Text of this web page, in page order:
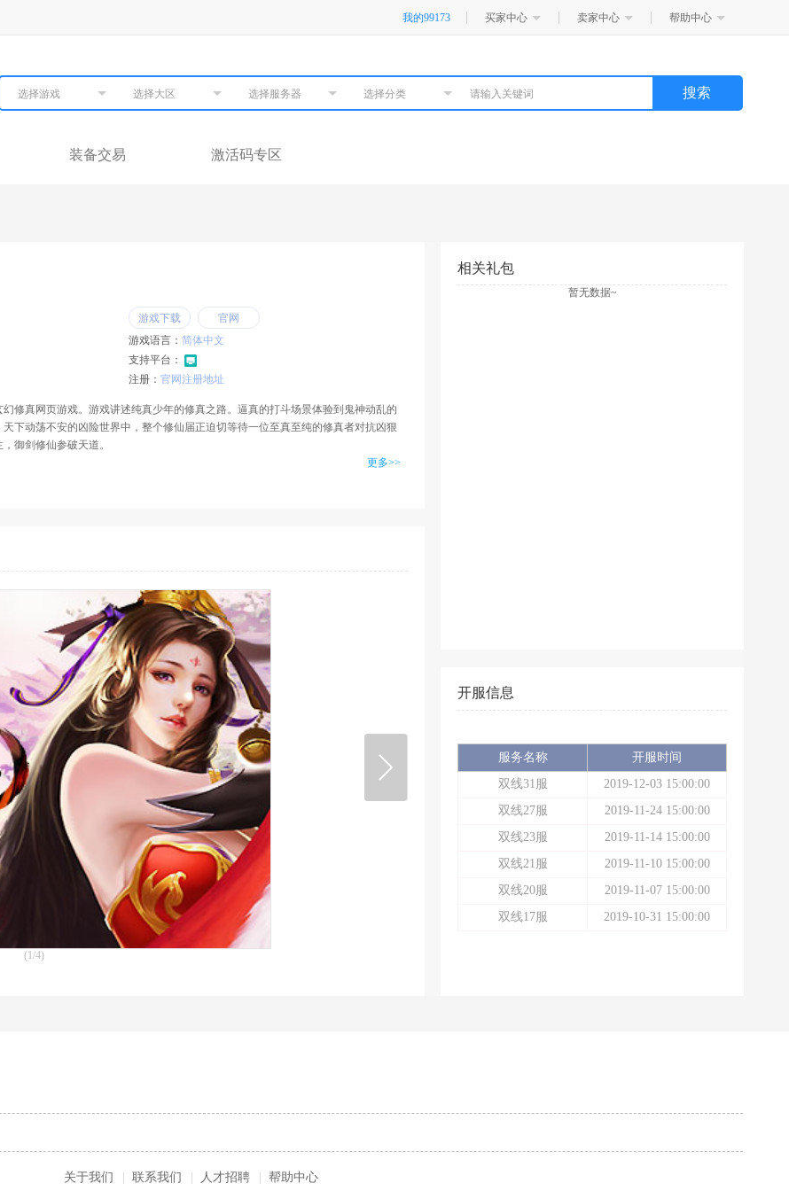
我的99173 买家中心 卖家中心 帮助中心
选择游戏 选择大区 选择服务器 选择分类 搜索
装备交易 激活码专区
幻修真网页游戏。游戏讲述纯真少年的修真之路。逼真的打斗场景体验到鬼神动乱的
下动荡不安的凶险世界中，整个修仙届正迫切等待一位至真至纯的修真者对抗凶狠
御剑修仙参破天道。
更多>>
游戏语言： 简体中文
支持平台：
注册： 官网注册地址
相关礼包
暂无数据~
(1/4)
开服信息
服务名称
开服时间
双线31服
2019-12-03 15:00:00
双线27服
2019-11-24 15:00:00
双线23服
2019-11-14 15:00:00
双线21服
2019-11-10 15:00:00
双线20服
2019-11-07 15:00:00
双线17服
2019-10-31 15:00:00
关于我们 联系我们 人才招聘 帮助中心